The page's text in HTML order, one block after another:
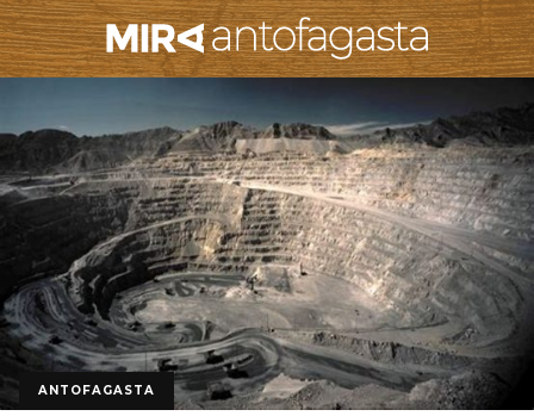
ANTOFAGASTA